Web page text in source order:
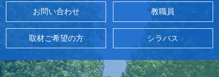
お問い合わせ 教職員
取材ご希望の方 シラバス